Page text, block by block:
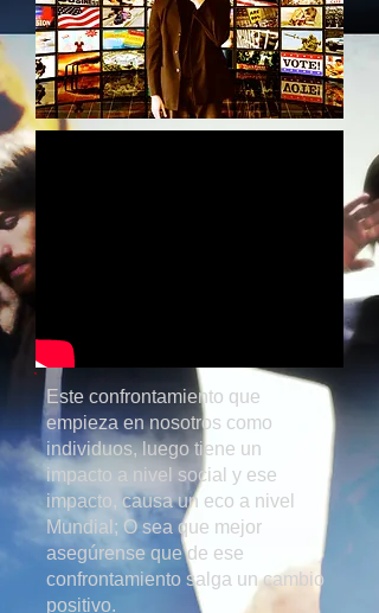
Este confrontamiento que
empieza en nosotros como
individuos, luego tiene un
impacto a nivel social y ese
impacto, causa un eco a nivel
Mundial; O sea que mejor
asegúrense que de ese
confrontamiento salga un cambio
positivo.